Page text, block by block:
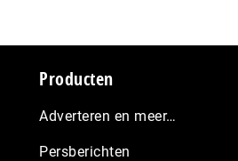
Producten
Adverteren en meer…
Persberichten